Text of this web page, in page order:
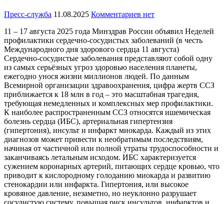
Пресс-служба 11.08.2025 Комментариев нет
11 – 17 августа 2025 года Минздрав России объявил Неделей
профилактики сердечно-сосудистых заболеваний (в честь
Международного дня здорового сердца 11 августа)
Сердечно-сосудистые заболевания представляют собой одну
из самых серьёзных угроз здоровью населения планеты,
ежегодно унося жизни миллионов людей. По данным
Всемирной организации здравоохранения, цифра жертв ССЗ
приближается к 18 млн в год – это масштабная трагедия,
требующая немедленных и комплексных мер профилактики.
К наиболее распространенным ССЗ относятся ишемическая
болезнь сердца (ИБС), артериальная гипертензия
(гипертония), инсульт и инфаркт миокарда. Каждый из этих
диагнозов может привести к необратимым последствиям,
начиная от частичной или полной утраты трудоспособности и
заканчиваясь летальным исходом. ИБС характеризуется
сужением коронарных артерий, питающих сердце кровью, что
приводит к кислородному голоданию миокарда и развитию
стенокардии или инфаркта. Гипертония, или высокое
кровяное давление, незаметно, но неуклонно разрушает
сосудистую систему, повышая риск инсультов, инфарктов и